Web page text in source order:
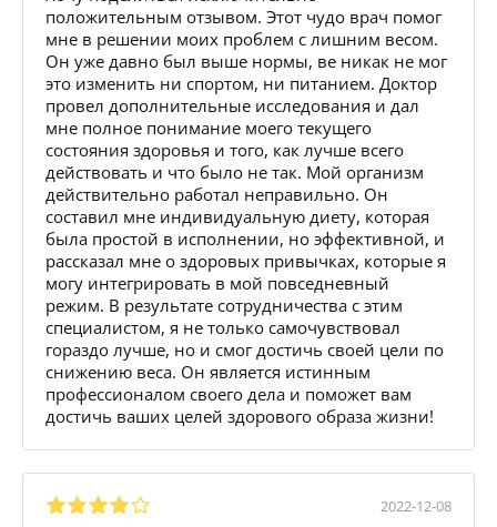
положительным отзывом. Этот чудо врач помог
мне в решении моих проблем с лишним весом.
Он уже давно был выше нормы, ве никак не мог
это изменить ни спортом, ни питанием. Доктор
провел дополнительные исследования и дал
мне полное понимание моего текущего
состояния здоровья и того, как лучше всего
действовать и что было не так. Мой организм
действительно работал неправильно. Он
составил мне индивидуальную диету, которая
была простой в исполнении, но эффективной, и
рассказал мне о здоровых привычках, которые я
могу интегрировать в мой повседневный
режим. В результате сотрудничества с этим
специалистом, я не только самочувствовал
гораздо лучше, но и смог достичь своей цели по
снижению веса. Он является истинным
профессионалом своего дела и поможет вам
достичь ваших целей здорового образа жизни!
2022-12-08